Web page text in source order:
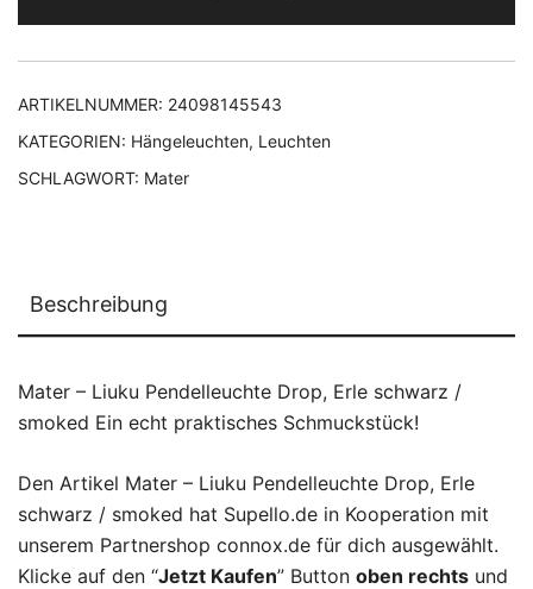
ARTIKELNUMMER: 24098145543
KATEGORIEN: Hängeleuchten, Leuchten
SCHLAGWORT: Mater
Beschreibung
Mater – Liuku Pendelleuchte Drop, Erle schwarz /
smoked Ein echt praktisches Schmuckstück!
Den Artikel Mater – Liuku Pendelleuchte Drop, Erle
schwarz / smoked hat Supello.de in Kooperation mit
unserem Partnershop connox.de für dich ausgewählt.
Klicke auf den “Jetzt Kaufen” Button oben rechts und